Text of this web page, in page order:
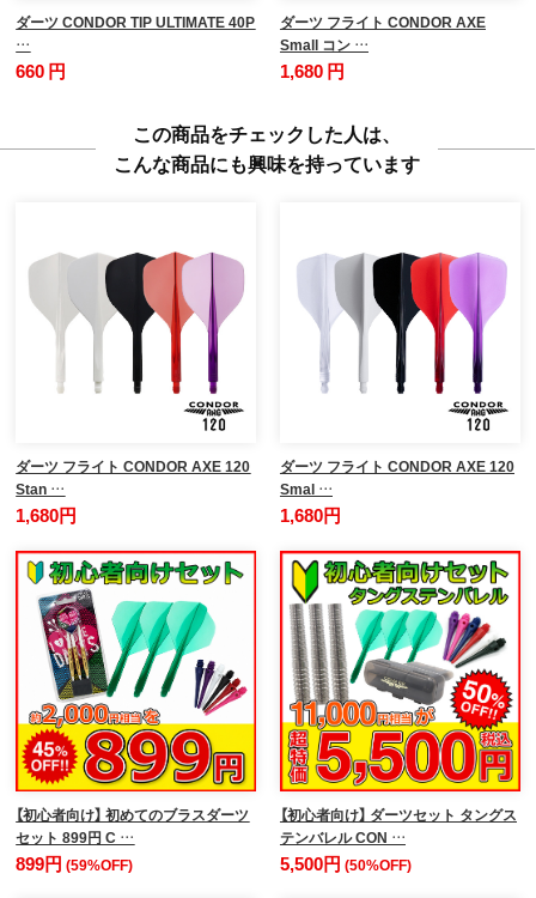
ダーツ CONDOR TIP ULTIMATE 40P
…
660 円
ダーツ フライト CONDOR AXE
Small コン …
1,680 円
この商品をチェックした人は、
こんな商品にも興味を持っています
ダーツ フライト CONDOR AXE 120
Stan …
1,680円
ダーツ フライト CONDOR AXE 120
Smal …
1,680円
【初心者向け】 初めてのブラスダーツ
セット 899円 C …
899円(59%OFF)
【初心者向け】 ダーツセット タングス
テンバレル CON …
5,500円 (50%OFF)